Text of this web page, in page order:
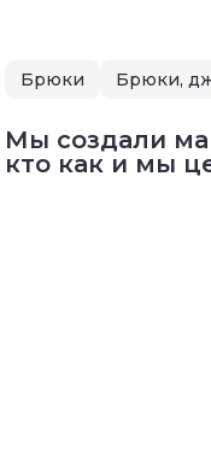
Брюки Брюки,
Мы создали
кто как и мы